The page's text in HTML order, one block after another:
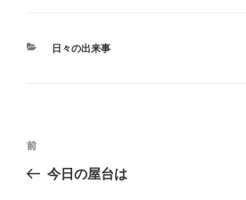
カ
日々の出来事
投
過
去
前
今日の屋台は